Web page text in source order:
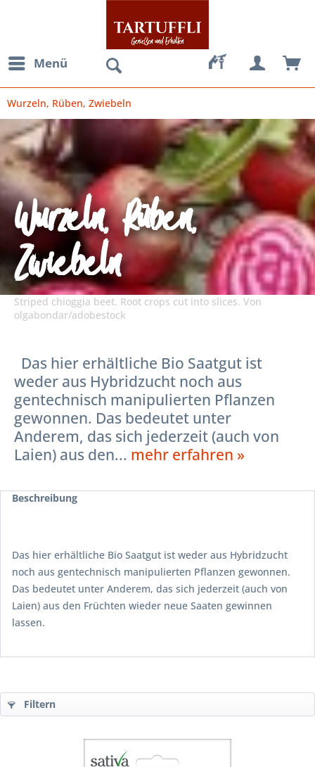
Menü
Wurzeln, Rüben, Zwiebeln
Striped chioggia beet. Root crops cut into slices. Von
olgabondar/adobestock
Wurzeln, Rüben,
Zwiebeln
Das hier erhältliche Bio Saatgut ist
weder aus Hybridzucht noch aus
gentechnisch manipulierten Pflanzen
gewonnen. Das bedeutet unter
Anderem, das sich jederzeit (auch von
Laien) aus den... mehr erfahren »
Beschreibung
Das hier erhältliche Bio Saatgut ist weder aus Hybridzucht
noch aus gentechnisch manipulierten Pflanzen gewonnen.
Das bedeutet unter Anderem, das sich jederzeit (auch von
Laien) aus den Früchten wieder neue Saaten gewinnen
lassen.
Filtern